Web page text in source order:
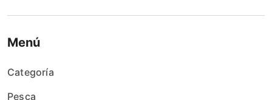
Menú
Categoría
Pesca